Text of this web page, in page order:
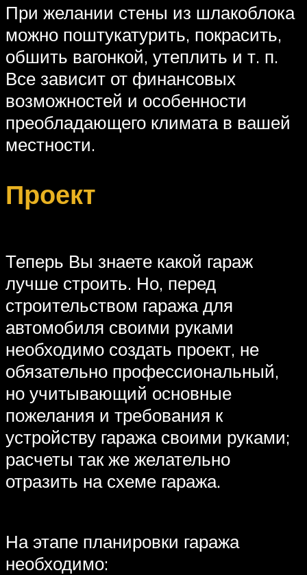
При желании стены из шлакоблока
можно поштукатурить, покрасить,
обшить вагонкой, утеплить и т. п.
Все зависит от финансовых
возможностей и особенности
преобладающего климата в вашей
местности.
Проект
Теперь Вы знаете какой гараж
лучше строить. Но, перед
строительством гаража для
автомобиля своими руками
необходимо создать проект, не
обязательно профессиональный,
но учитывающий основные
пожелания и требования к
устройству гаража своими руками;
расчеты так же желательно
отразить на схеме гаража.
На этапе планировки гаража
необходимо: